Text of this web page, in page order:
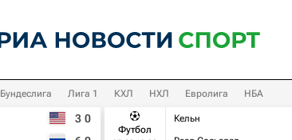
Бундеслига Лига 1 КХЛ НХЛ Евролига НБА
3 0
Футбол
Кельн